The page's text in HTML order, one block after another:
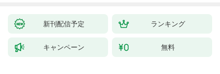
新刊配信予定 ランキング
キャンペーン 無料